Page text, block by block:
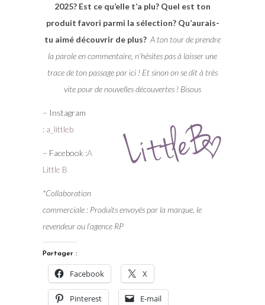
2025? Est ce qu’elle t’a plu? Quel est ton
produit favori parmi la sélection? Qu’aurais-
tu aimé découvrir de plus? A ton tour de prendre
la parole en commentaire, n’hésites pas à laisser une
trace de ton passage par ici ! Et sinon on se dit à très
vite pour de nouvelles découvertes ! Bisous
– Instagram
: a_littleb
– Facebook :A
Little B
*Collaboration
commerciale : Produits envoyés par la marque, le
revendeur ou l’agence RP
Partager :
Facebook X
Pinterest E-mail